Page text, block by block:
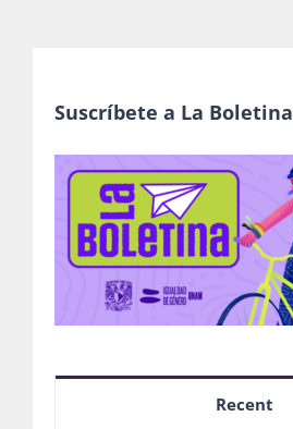
Suscríbete a La Boletina
Recent